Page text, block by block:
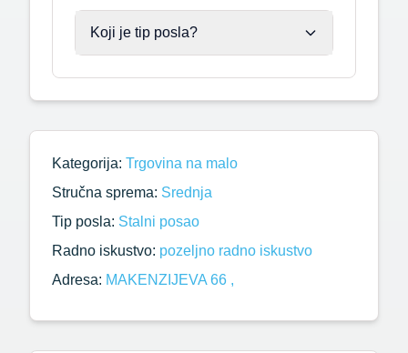
Koji je tip posla?
Kategorija: Trgovina na malo
Stručna sprema: Srednja
Tip posla: Stalni posao
Radno iskustvo: pozeljno radno iskustvo
Adresa: MAKENZIJEVA 66 ,